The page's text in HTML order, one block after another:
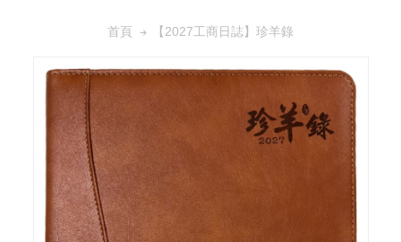
首頁 【2027工商日誌】珍羊錄